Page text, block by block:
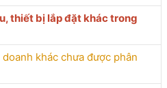
thiết bị lắp đặt khác trong
khác chưa được phân